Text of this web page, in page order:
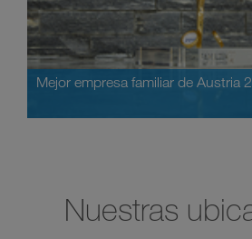
Mejor empresa familiar de Austria
Nuestras